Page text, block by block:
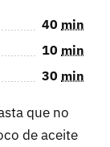
40 min
10 min
30 min
que no
de aceite